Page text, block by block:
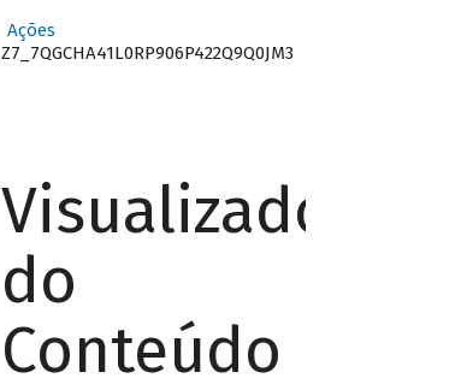
Ações
Z7_7QGCHA41L0RP906P422Q9Q0JM3
Visualizador
do
Conteúdo